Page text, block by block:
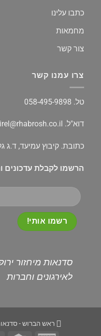
כתבו עלינו
מחמאות
צור קשר
צרו עמנו קשר
טל. 058-495-9898
דוא"ל.
כתובת. קיבוץ עמיעד, ד.ג גליל עליון
הרשמו לקבלת
Please
leave
‏סדנאות מיחזור
לאירגונים וחברות‏
ראש הברוש - סדנאות